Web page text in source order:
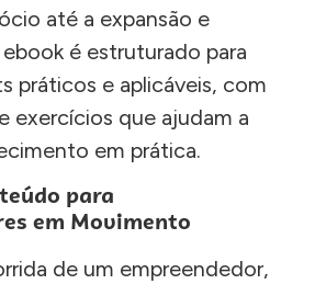
até a expansão e
é estruturado para
práticos e aplicáveis, com
exercícios que ajudam a
em prática.
para
em Movimento
de um empreendedor,